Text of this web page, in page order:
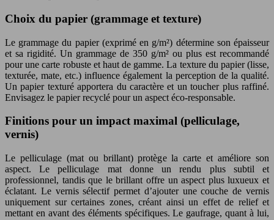
Choix du papier (grammage et texture)
Le grammage du papier (exprimé en g/m²) détermine son épaisseur
et sa rigidité. Un grammage de 350 g/m² ou plus est recommandé
pour une carte robuste et haut de gamme. La texture du papier (lisse,
texturée, mate, etc.) influence également la perception de la qualité.
Un papier texturé apportera du caractère et un toucher plus raffiné.
Envisagez le papier recyclé pour un aspect éco-responsable.
Finitions pour un impact maximal (pelliculage,
vernis)
Le pelliculage (mat ou brillant) protège la carte et améliore son
aspect. Le pelliculage mat donne un rendu plus subtil et
professionnel, tandis que le brillant offre un aspect plus luxueux et
éclatant. Le vernis sélectif permet d’ajouter une couche de vernis
uniquement sur certaines zones, créant ainsi un effet de relief et
mettant en avant des éléments spécifiques. Le gaufrage, quant à lui,